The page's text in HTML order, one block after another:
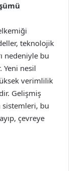
teknolojik
nedeniyle bu
Yeni nesil
verimlilik
Gelişmiş
bu
çevreye